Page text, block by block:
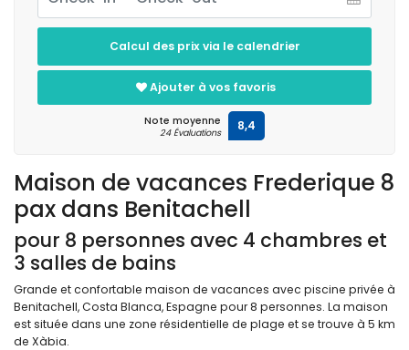
Maison de vacances Frederique 8
pax dans Benitachell
pour 8 personnes avec 4 chambres et
3 salles de bains
Grande et confortable maison de vacances avec piscine privée à
Benitachell, Costa Blanca, Espagne pour 8 personnes. La maison
est située dans une zone résidentielle de plage et se trouve à 5 km
de Xàbia.
Calcul des prix via le calendrier
Ajouter à vos favoris
Note moyenne
24 Évaluations 8,4